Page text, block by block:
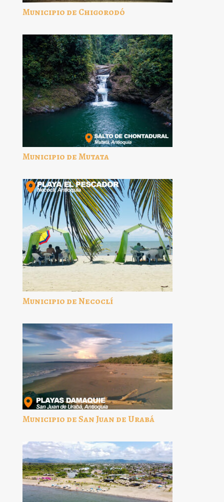
Municipio de Chigorodó
Municipio de Mutata
Municipio de Necoclí
Municipio de San Juan de Urabá